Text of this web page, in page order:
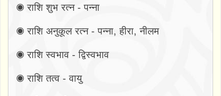
◉ राशि शुभ रत्न - पन्ना
◉ राशि अनुकूल रत्न - पन्ना, हीरा, नीलम
◉ राशि स्वभाव - द्विस्वभाव
◉ राशि तत्व - वायु